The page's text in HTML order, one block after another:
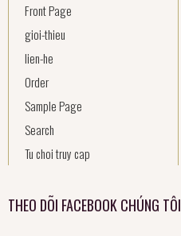
Front Page
gioi-thieu
lien-he
Order
Sample Page
Search
Tu choi truy cap
THEO DÕI FACEBOOK CHÚNG TÔI